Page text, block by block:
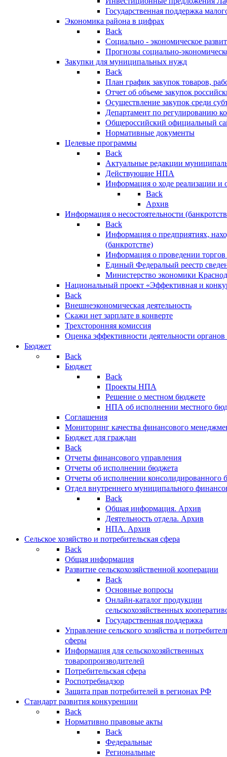
Государственная поддержка
Экономика района в цифрах
Back
Социально - экономическое
Прогнозы социально-
Закупки для муниципальных нужд
Back
План график закупок товаров,
Отчет об объеме закупок
Осуществление закупок среди
Департамент по регулированию
Общероссийский официальный
Нормативные документы
Целевые программы
Back
Актуальные редакции
Действующие НПА
Информация о ходе реализации
Back
Архив
Информация о несостоятельности
Back
Информация о предприятиях,
(банкротстве)
Информация о проведении
Единый Федеральый реестр
Министерство экономики
Национальный проект «Эффективная и
Back
Внешнеэкономическая деятельность
Скажи нет зарплате в конверте
Трехсторонняя комиссия
Оценка эффективности деятельности
Бюджет
Back
Бюджет
Back
Проекты НПА
Решение о местном бюджете
НПА об исполнении местного
Соглашения
Мониторинг качества финансового
Бюджет для граждан
Back
Отчеты финансового управления
Отчеты об исполнении бюджета
Отчеты об исполнении консолидированного
Отдел внутреннего муниципального
Back
Общая информация. Архив
Деятельность отдела. Архив
НПА. Архив
Сельское хозяйство и потребительская сфера
Back
Общая информация
Развитие сельскохозяйственной кооперации
Back
Основные вопросы
Онлайн-каталог продукции
сельскохозяйственных
Государственная поддержка
Управление сельского хозяйства и
сферы
Информация для сельскохозяйственных
товаропроизводителей
Потребительская сфера
Роспотребнадзор
Защита прав потребителей в регионах РФ
Стандарт развития конкуренции
Back
Нормативно правовые акты
Back
Федеральные
Региональные